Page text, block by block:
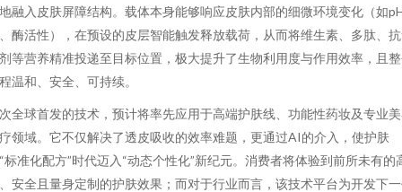
融入皮肤屏障结构。载体本身能够响应皮肤内部的细微环境变化（如
酶活性），在预设的皮层智能触发释放载荷，从而将维生素、多肽、
等营养精准投递至目标位置，极大提升了生物利用度与作用效率，且
温和、安全、可持续。
全球首发的技术，预计将率先应用于高端护肤线、功能性药妆及专业
领域。它不仅解决了透皮吸收的效率难题，更通过AI的介入，使护肤
标准化配方”时代迈入“动态个性化”新纪元。消费者将体验到前所未有的
安全且量身定制的护肤效果；而对于行业而言，该技术平台为开发下